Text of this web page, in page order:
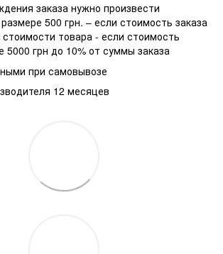
заказа нужно произвести
500 грн. – если стоимость заказа
стоимости товара - если стоимость
5000 грн до 10% от суммы заказа
при самовывозе
12 месяцев